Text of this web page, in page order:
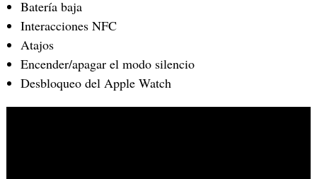
Batería baja
Interacciones NFC
Atajos
Encender/apagar el modo silencio
Desbloqueo del Apple Watch